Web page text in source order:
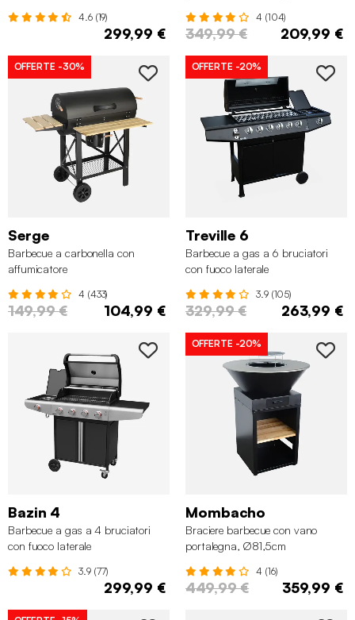
4.6 (19)
299,99 €
4 (104)
349,99 € 209,99 €
OFFERTE -30%
Serge
Barbecue a carbonella con
affumicatore
4 (433)
149,99 € 104,99 €
OFFERTE -20%
Treville 6
Barbecue a gas a 6 bruciatori
con fuoco laterale
3.9 (105)
329,99 € 263,99 €
Bazin 4
Barbecue a gas a 4 bruciatori
con fuoco laterale
3.9 (77)
299,99 €
OFFERTE -20%
Mombacho
Braciere barbecue con vano
portalegna, Ø81,5cm
4 (16)
449,99 € 359,99 €